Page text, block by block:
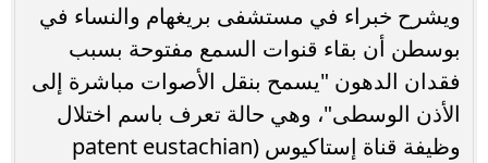
ويشرح خبراء في مستشفى بريغهام والنساء في
بوسطن أن بقاء قنوات السمع مفتوحة بسبب
فقدان الدهون "يسمح بنقل الأصوات مباشرة إلى
الأذن الوسطى"، وهي حالة تعرف باسم اختلال
وظيفة قناة إستاكيوس (patent eustachian